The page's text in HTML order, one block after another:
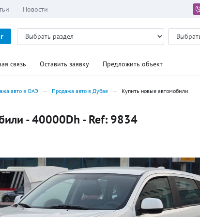
Новости
связь Оставить заявку Предложить объект
авто в ОАЭ Продажа авто в Дубае Купить новые автомобили
- 40000Dh - Ref: 9834